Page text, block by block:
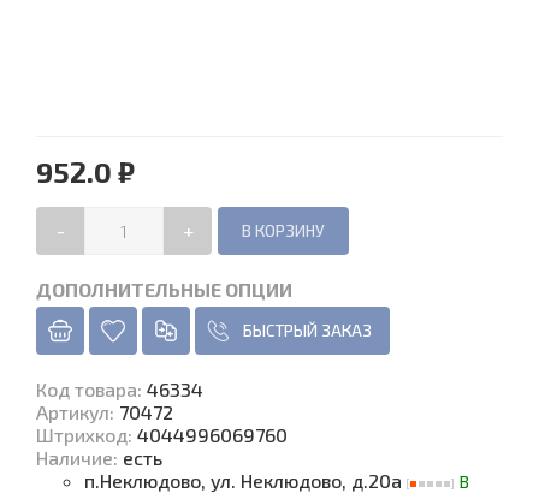
952.0 ₽
- +
ДОПОЛНИТЕЛЬНЫЕ ОПЦИИ
БЫСТРЫЙ ЗАКАЗ
Код товара: 46334
Артикул: 70472
Штрихкод: 4044996069760
Наличие: есть
п.Неклюдово, ул. Неклюдово, д.20а
В